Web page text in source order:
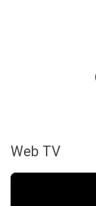
Web TV